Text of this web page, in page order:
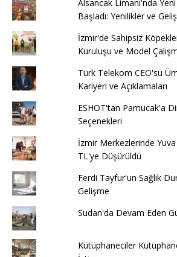
Alsancak Limanı'nda
Başladı: Yenilikler ve
İzmir'de Sahipsiz
Kuruluşu ve Model
Türk Telekom CEO'su
Kariyeri ve Açıklamaları
ESHOT'tan Pamucak'a
Seçenekleri
İzmir Merkezlerinde Yuva
TL'ye Düşürüldü
Ferdi Tayfur'un Sağlık
Gelişme
Sudan'da Devam Eden
Kütüphaneciler